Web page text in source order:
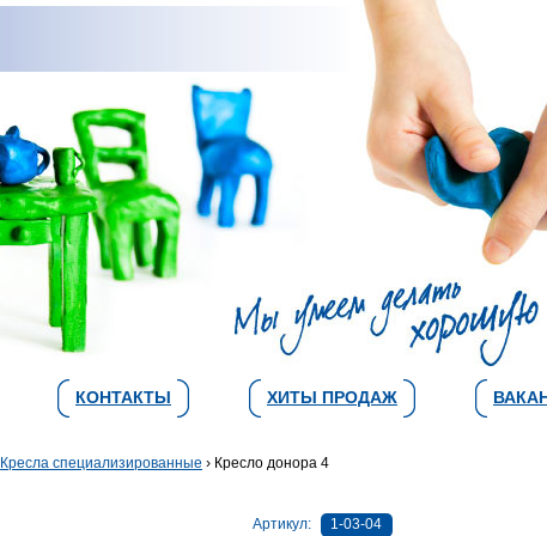
КОНТАКТЫ ХИТЫ ПРОДАЖ
Кресла специализированные › Кресло донора 4
Артикул:
1-03-04